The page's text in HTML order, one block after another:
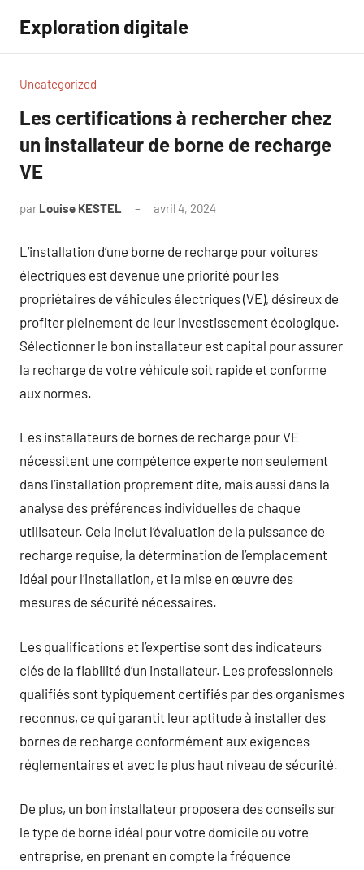
contenu
Exploration digitale
Uncategorized
Les certifications à rechercher chez
un installateur de borne de recharge
VE
par Louise KESTEL avril 4, 2024
L’installation d’une borne de recharge pour voitures
électriques est devenue une priorité pour les
propriétaires de véhicules électriques (VE), désireux de
profiter pleinement de leur investissement écologique.
Sélectionner le bon installateur est capital pour assurer
la recharge de votre véhicule soit rapide et conforme
aux normes.
Les installateurs de bornes de recharge pour VE
nécessitent une compétence experte non seulement
dans l’installation proprement dite, mais aussi dans la
analyse des préférences individuelles de chaque
utilisateur. Cela inclut l’évaluation de la puissance de
recharge requise, la détermination de l’emplacement
idéal pour l’installation, et la mise en œuvre des
mesures de sécurité nécessaires.
Les qualifications et l’expertise sont des indicateurs
clés de la fiabilité d’un installateur. Les professionnels
qualifiés sont typiquement certifiés par des organismes
reconnus, ce qui garantit leur aptitude à installer des
bornes de recharge conformément aux exigences
réglementaires et avec le plus haut niveau de sécurité.
De plus, un bon installateur proposera des conseils sur
le type de borne idéal pour votre domicile ou votre
entreprise, en prenant en compte la fréquence